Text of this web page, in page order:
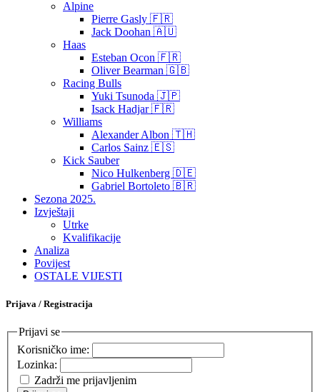
Alpine
Pierre Gasly 🇫🇷
Jack Doohan 🇦🇺
Haas
Esteban Ocon 🇫🇷
Oliver Bearman 🇬🇧
Racing Bulls
Yuki Tsunoda 🇯🇵
Isack Hadjar 🇫🇷
Williams
Alexander Albon 🇹🇭
Carlos Sainz 🇪🇸
Kick Sauber
Nico Hulkenberg 🇩🇪
Gabriel Bortoleto 🇧🇷
Sezona 2025.
Izvještaji
Utrke
Kvalifikacije
Analiza
Povijest
OSTALE VIJESTI
Prijava / Registracija
Prijavi se
Korisničko ime:
Lozinka:
Zadrži me prijavljenim